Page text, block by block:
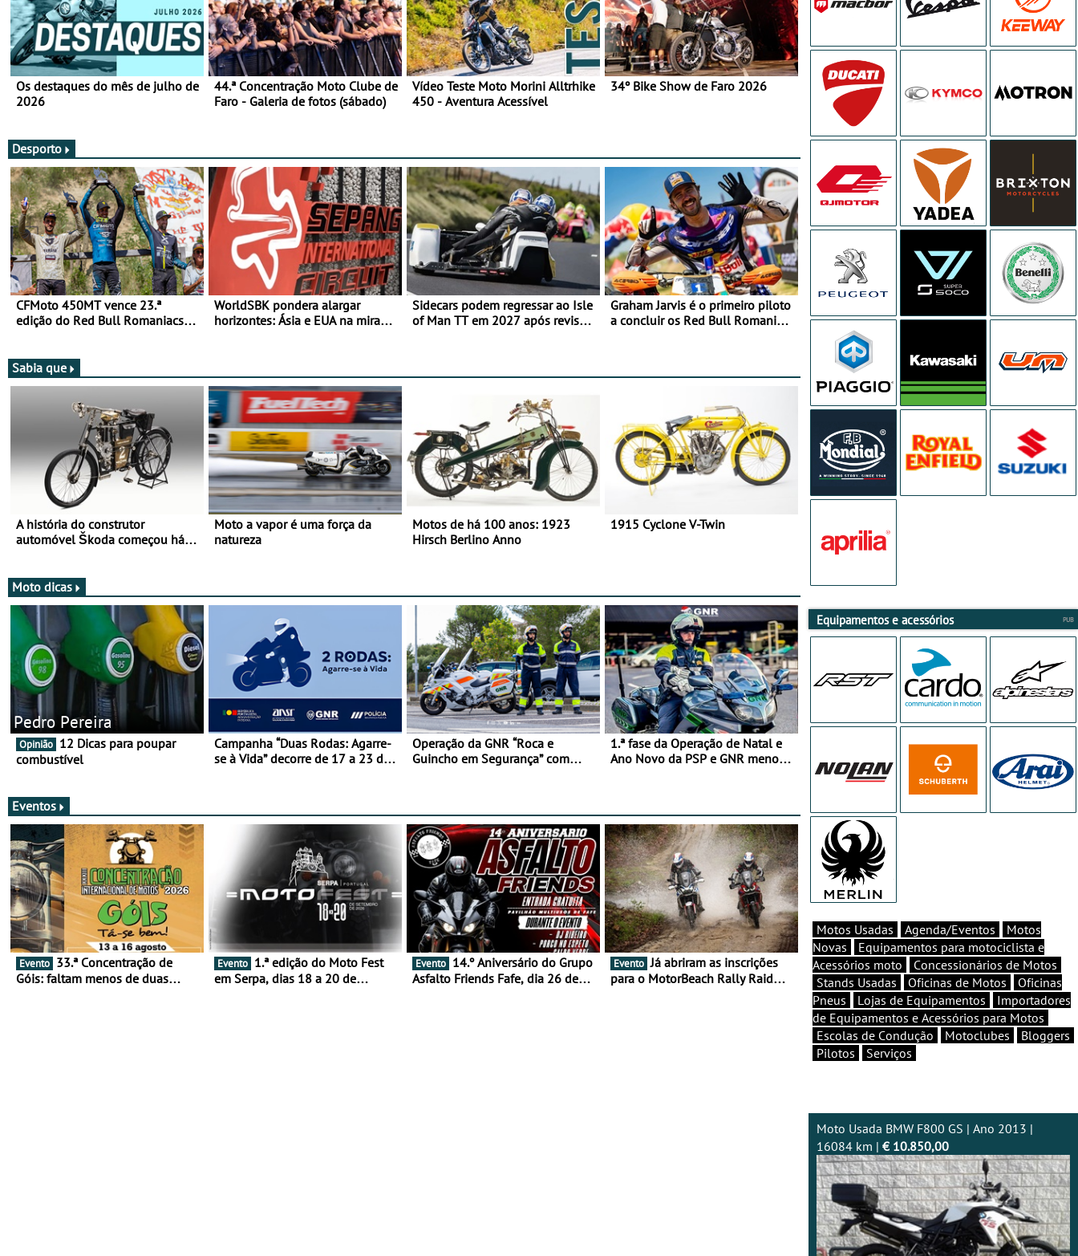
Os destaques do mês de julho de
2026
44.ª Concentração Moto Clube de
Faro - Galeria de fotos (sábado)
Vídeo Teste Moto Morini Alltrhike
450 - Aventura Acessível
34º Bike Show de Faro 2026
Desporto
CFMoto 450MT vence 23.ª
edição do Red Bull Romaniacs
WorldSBK pondera alargar
horizontes: Ásia e EUA na mira
Sidecars podem regressar ao Isle
of Man TT em 2027 após revisão
Graham Jarvis é o primeiro piloto
a concluir os Red Bull Romaniacs
Sabia que
A história do construtor
automóvel Škoda começou há
Moto a vapor é uma força da
natureza
Motos de há 100 anos: 1923
Hirsch Berlino Anno
1915 Cyclone V-Twin
Moto dicas
Pedro Pereira
Opinião
combustível
Campanha “Duas Rodas: Agarre-
se à Vida” decorre de 17 a 23 de
Operação da GNR “Roca e
Guincho em Segurança” com
1.ª fase da Operação de Natal e
Ano Novo da PSP e GNR menos
Eventos
Evento
Góis: faltam menos de duas
Evento
em Serpa, dias 18 a 20 de
Evento
Asfalto Friends Fafe, dia 26 de
Evento Já abriram as inscrições
para o MotorBeach Rally Raid
Equipamentos e acessórios
Motos Usadas Agenda/Eventos
Motos
Novas
Equipamentos para motociclista e
Acessórios moto
Concessionários de Motos
Stands Usadas
Oficinas de Motos
Oficinas
Pneus
Lojas de Equipamentos
Importadores
de Equipamentos e Acessórios para Motos
Escolas de Condução
Motoclubes
Bloggers
Pilotos
Serviços
Moto Usada BMW F800 GS | Ano 2013 |
16084 km | € 10.850,00